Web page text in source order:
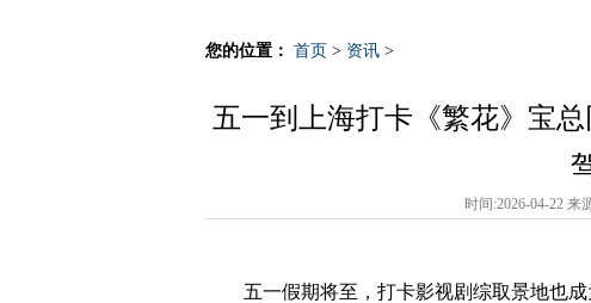
您的位置： 首页 > 资讯 >
五一到上海打卡《繁花》宝
时间:2026-04-22 来
五一假期将至，打卡影视剧综取景地也